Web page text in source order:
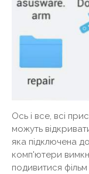
Ось і все, всі
можуть
яка підключена
комп'ютери
подивитися